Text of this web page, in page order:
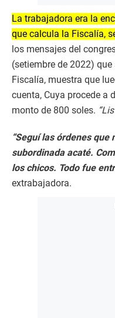
La trabajadora era la
que calcula la Fiscalía,
los mensajes del
(setiembre de 2022)
Fiscalía, muestra que
cuenta, Cuya procede a
monto de 800 soles.
“Seguí las órdenes
subordinada acaté.
los chicos. Todo fue
extrabajadora.